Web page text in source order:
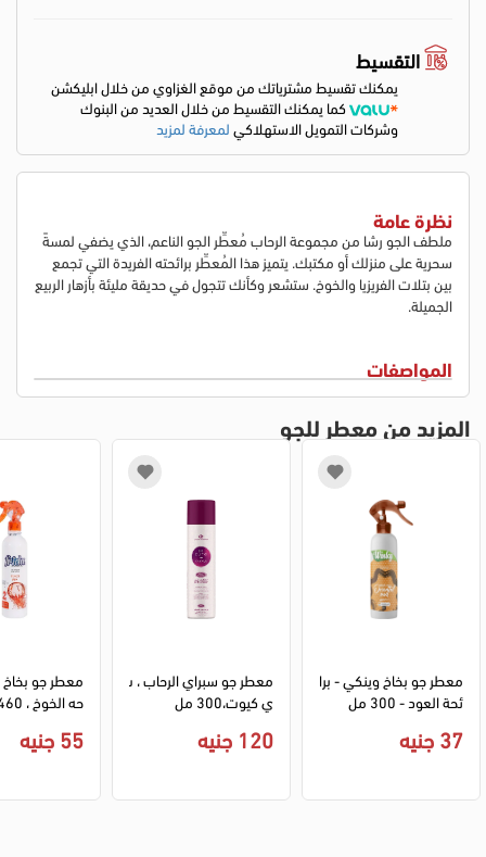
التقسيط
يمكنك تقسيط مشترياتك من موقع الغزاوي من خلال ابليكشن
كما يمكنك التقسيط من خلال العديد من البنوك
وشركات التمويل الاستهلاكيلمعرفة لمزيد
نظرة عامة
ملطف الجو رشا من مجموعة الرحاب مُعطِّر الجو الناعم، الذي يضفي لمسةً
سحرية على منزلك أو مكتبك. يتميز هذا المُعطِّر برائحته الفريدة التي تجمع
بين بتلات الفريزيا والخوخ. ستشعر وكأنك تتجول في حديقة مليئة بأزهار الربيع
الجميلة.
المواصفات
المزيد من معطر للجو
معطر جو بخاخ وينكي - برا
ئحة العود - 300 مل
37 جنيه
معطر جو سبراي الرحاب ، ب
ي كيوت،300 مل
120 جنيه
معطر جو بخاخ
55 جنيه